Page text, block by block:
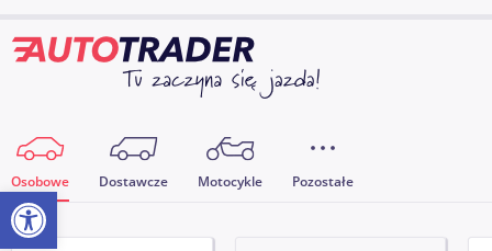
Osobowe Dostawcze Motocykle Pozostałe
Otwórz pasek narzędzi